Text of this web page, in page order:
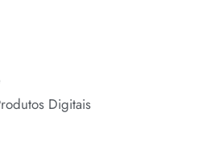
Digitais